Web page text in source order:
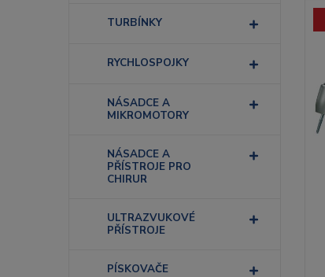
TURBÍNKY
RYCHLOSPOJKY
NÁSADCE A
MIKROMOTORY
NÁSADCE A
PŘÍSTROJE PRO
CHIRUR
ULTRAZVUKOVÉ
PŘÍSTROJE
PÍSKOVAČE